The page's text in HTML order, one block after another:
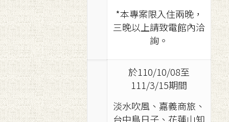
*本專案限入住兩晚，
三晚以上請致電館內洽
詢。
於110/10/08至
111/3/15期間
淡水吹風、嘉義商旅、
台中鳥日子、花蓮山知